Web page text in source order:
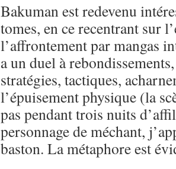
Bakuman est redevenu
tomes, en ce recentrant sur
l’affrontement par mangas
a un duel à
stratégies, tactiques,
l’épuisement physique (la
pas pendant trois nuits
personnage de méchant,
baston. La métaphore est